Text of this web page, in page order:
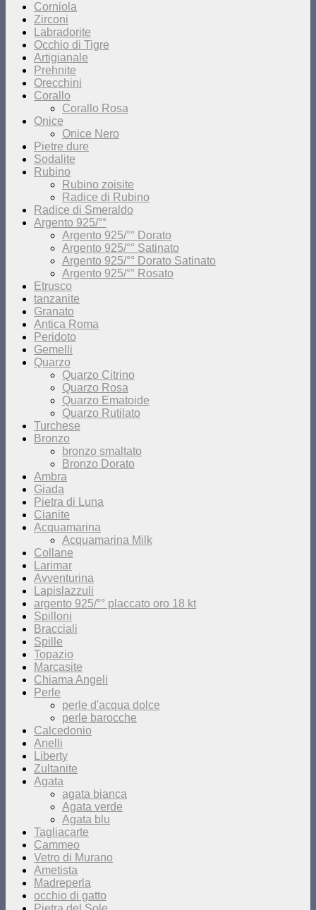
Corniola
Zirconi
Labradorite
Occhio di Tigre
Artigianale
Prehnite
Orecchini
Corallo
Corallo Rosa
Onice
Onice Nero
Pietre dure
Sodalite
Rubino
Rubino zoisite
Radice di Rubino
Radice di Smeraldo
Argento 925/°°
Argento 925/°° Dorato
Argento 925/°° Satinato
Argento 925/°° Dorato Satinato
Argento 925/°° Rosato
Etrusco
tanzanite
Granato
Antica Roma
Peridoto
Gemelli
Quarzo
Quarzo Citrino
Quarzo Rosa
Quarzo Ematoide
Quarzo Rutilato
Turchese
Bronzo
bronzo smaltato
Bronzo Dorato
Ambra
Giada
Pietra di Luna
Cianite
Acquamarina
Acquamarina Milk
Collane
Larimar
Avventurina
Lapislazzuli
argento 925/°° placcato oro 18 kt
Spilloni
Bracciali
Spille
Topazio
Marcasite
Chiama Angeli
Perle
perle d'acqua dolce
perle barocche
Calcedonio
Anelli
Liberty
Zultanite
Agata
agata bianca
Agata verde
Agata blu
Tagliacarte
Cammeo
Vetro di Murano
Ametista
Madreperla
occhio di gatto